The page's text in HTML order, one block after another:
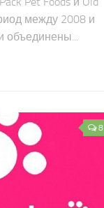
между 2008 и
8